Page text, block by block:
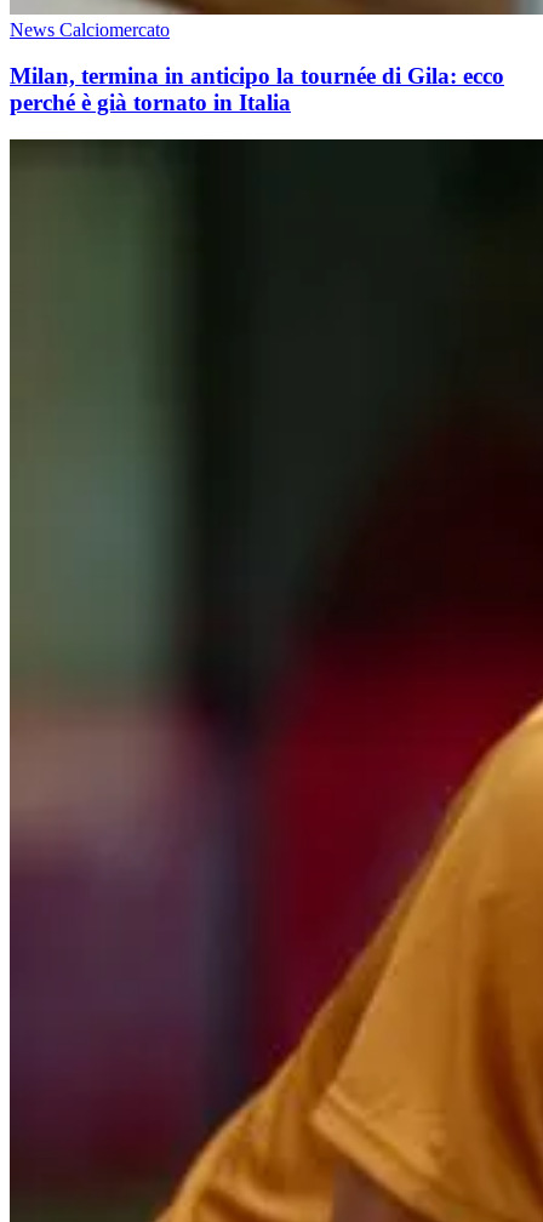
News Calciomercato
Milan, termina in anticipo la tournée di Gila: ecco
perché è già tornato in Italia